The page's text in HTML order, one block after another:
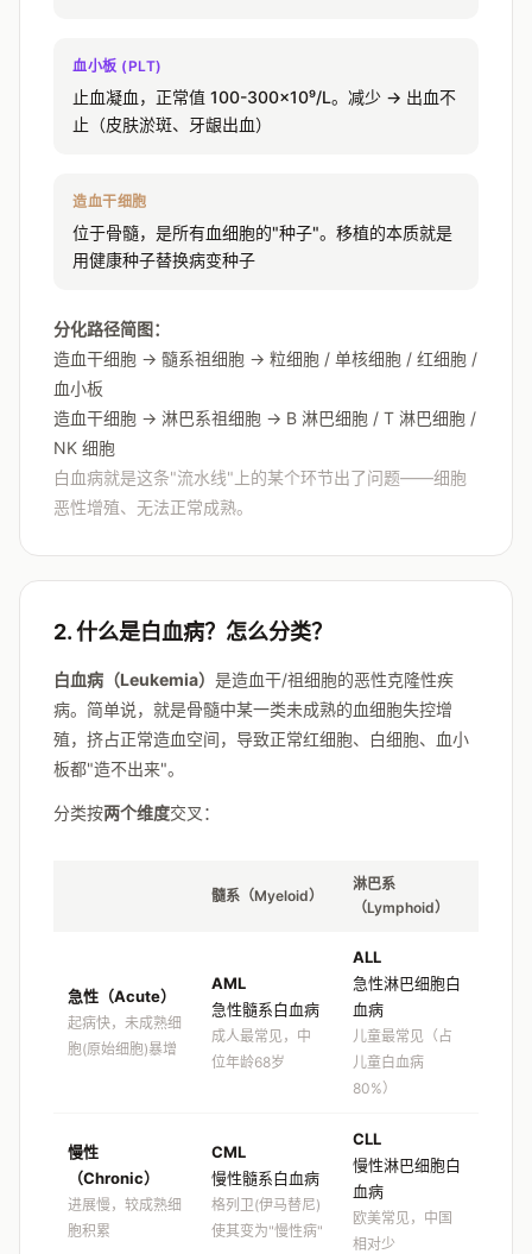
血小板 (PLT)
止血凝血，正常值 100-300×10⁹/L。减少 → 出血不
止（皮肤淤斑、牙龈出血）
造血干细胞
位于骨髓，是所有血细胞的"种子"。移植的本质就是
用健康种子替换病变种子
分化路径简图：
造血干细胞 → 髓系祖细胞 → 粒细胞 / 单核细胞 / 红细胞 /
血小板
造血干细胞 → 淋巴系祖细胞 → B 淋巴细胞 / T 淋巴细胞 /
NK 细胞
白血病就是这条"流水线"上的某个环节出了问题——细胞
恶性增殖、无法正常成熟。
2. 什么是白血病？怎么分类？
白血病（Leukemia） 是造血干/祖细胞的恶性克隆性疾
病。简单说，就是骨髓中某一类未成熟的血细胞失控增
殖，挤占正常造血空间，导致正常红细胞、白细胞、血小
板都"造不出来"。
分类按两个维度交叉：
髓系（Myeloid）
淋巴系
（Lymphoid）
急性（Acute）
起病快，未成熟细
胞(原始细胞)暴增
AML
急性髓系白血病
成人最常见，中
位年龄68岁
ALL
急性淋巴细胞白
血病
儿童最常见（占
儿童白血病
80%）
慢性
（Chronic）
进展慢，较成熟细
胞积累
CML
慢性髓系白血病
格列卫(伊马替尼)
使其变为"慢性病"
CLL
慢性淋巴细胞白
血病
欧美常见，中国
相对少